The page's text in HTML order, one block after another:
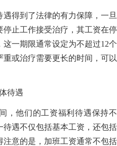
得到了法律的有力保障，一旦
停止工作接受治疗，其工资在停
一期限通常设定为不超过12个
或治疗需要更长的时间，可以
待遇
，他们的工资福利待遇保持不
遇不仅包括基本工资，还包括
意的是，加班工资通常不包括